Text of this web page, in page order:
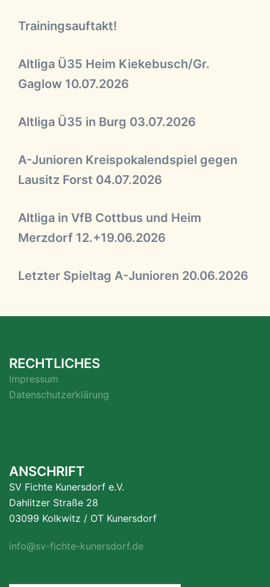
Trainingsauftakt!
Altliga Ü35 Heim Kiekebusch/Gr.
Gaglow 10.07.2026
Altliga Ü35 in Burg 03.07.2026
A-Junioren Kreispokalendspiel gegen
Lausitz Forst 04.07.2026
Altliga in VfB Cottbus und Heim
Merzdorf 12.+19.06.2026
Letzter Spieltag A-Junioren 20.06.2026
RECHTLICHES
Impressum
Datenschutzerklärung
ANSCHRIFT
SV Fichte Kunersdorf e.V.
Dahlitzer Straße 28
03099 Kolkwitz / OT Kunersdorf
info@sv-fichte-kunersdorf.de